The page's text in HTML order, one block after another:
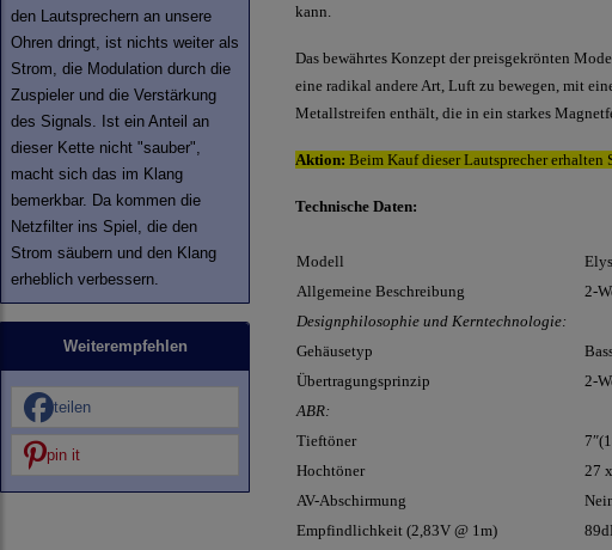
den Lautsprechern an unsere
Ohren dringt, ist nichts weiter als
Strom, die Modulation durch die
Zuspieler und die Verstärkung
des Signals. Ist ein Anteil an
dieser Kette nicht "sauber",
macht sich das im Klang
bemerkbar. Da kommen die
Netzfilter ins Spiel, die den
Strom säubern und den Klang
erheblich verbessern.
Weiterempfehlen
teilen
pin it
kann.
Das bewährtes Konzept der preisgekrönten
eine radikal andere Art, Luft zu bewegen, mit
Metallstreifen enthält, die in ein starkes
Aktion: Beim Kauf dieser Lautsprecher erhalten
Technische Daten:
Modell
Allgemeine Beschreibung
2-
Designphilosophie und Kerntechnologie:
Gehäusetyp
Übertragungsprinzip
2-
ABR:
Tieftöner
Hochtöner
27
AV-Abschirmung
Empfindlichkeit (2,83V @ 1m)